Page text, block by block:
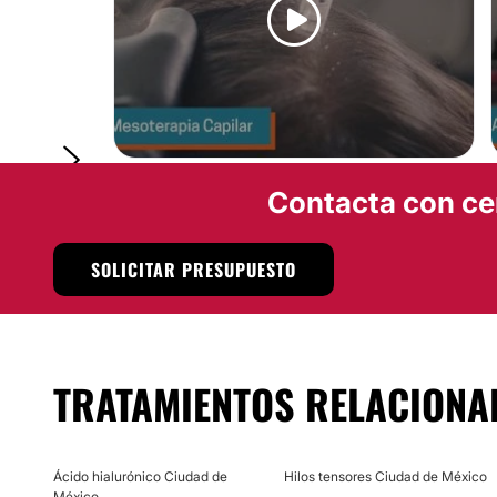
MESOTERAPIA
Contacta con
SOLICITAR PRESUPUESTO
TRATAMIENTOS
Ácido hialurónico Ciudad de
Hilos tensores Ciudad de México